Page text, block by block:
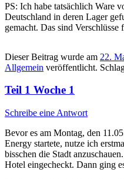
PS: Ich habe tatsächlich Ware
Deutschland in deren Lager
gemacht. Das sind Verschlüsse
Dieser Beitrag wurde am 22.
Allgemein veröffentlicht.
Teil 1 Woche 1
Schreibe eine Antwort
Bevor es am Montag, den
Energy startete, nutze ich
bisschen die Stadt
Hotel eingecheckt. Dann ging